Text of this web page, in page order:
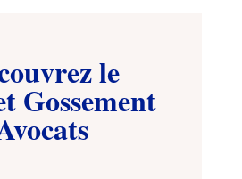
le
Gossement